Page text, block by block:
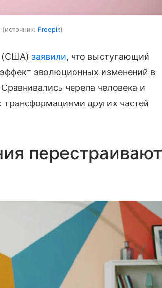
источник: Freepik
(США) заявили, что выступающий
эволюционных изменений в
черепа человека и
других частей
перестраивают